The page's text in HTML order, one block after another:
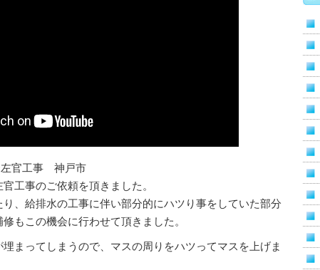
左官工事 神戸市
工事のご依頼を頂きました。
り、給排水の工事に伴い部分的にハツり事をしていた部分
もこの機会に行わせて頂きました。
埋まってしまうので、マスの周りをハツってマスを上げま